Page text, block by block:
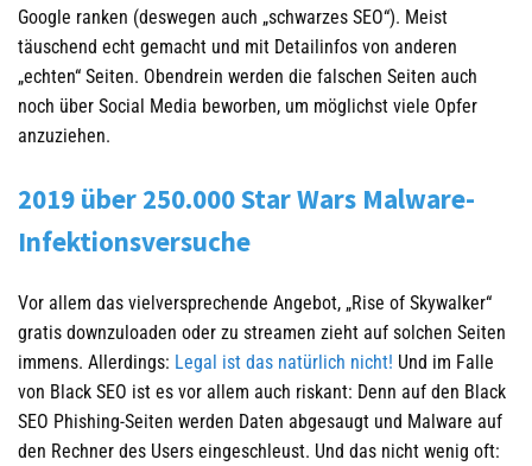
Google ranken (deswegen auch „schwarzes SEO“). Meist
täuschend echt gemacht und mit Detailinfos von anderen
„echten“ Seiten. Obendrein werden die falschen Seiten auch
noch über Social Media beworben, um möglichst viele Opfer
anzuziehen.
2019 über 250.000 Star Wars Malware-
Infektionsversuche
Vor allem das vielversprechende Angebot, „Rise of Skywalker“
gratis downzuloaden oder zu streamen zieht auf solchen Seiten
immens. Allerdings: Legal ist das natürlich nicht! Und im Falle
von Black SEO ist es vor allem auch riskant: Denn auf den Black
SEO Phishing-Seiten werden Daten abgesaugt und Malware auf
den Rechner des Users eingeschleust. Und das nicht wenig oft: